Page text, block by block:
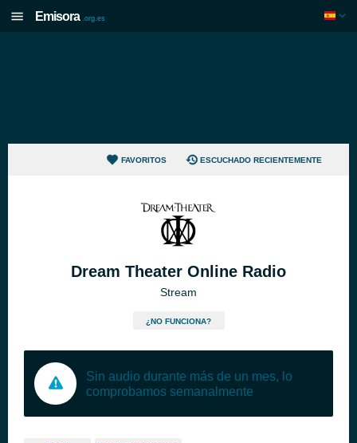
Emisora .org.es
FAVORITOS ESCUCHADO RECIENTEMENTE
Dream Theater Online Radio
Stream
¿NO FUNCIONA?
Sin audio durante más de un mes, lo
comprobamos semanalmente